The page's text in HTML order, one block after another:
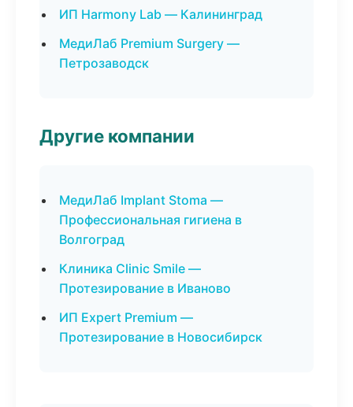
ИП Harmony Lab — Калининград
МедиЛаб Premium Surgery —
Петрозаводск
Другие компании
МедиЛаб Implant Stoma —
Профессиональная гигиена в
Волгоград
Клиника Clinic Smile —
Протезирование в Иваново
ИП Expert Premium —
Протезирование в Новосибирск